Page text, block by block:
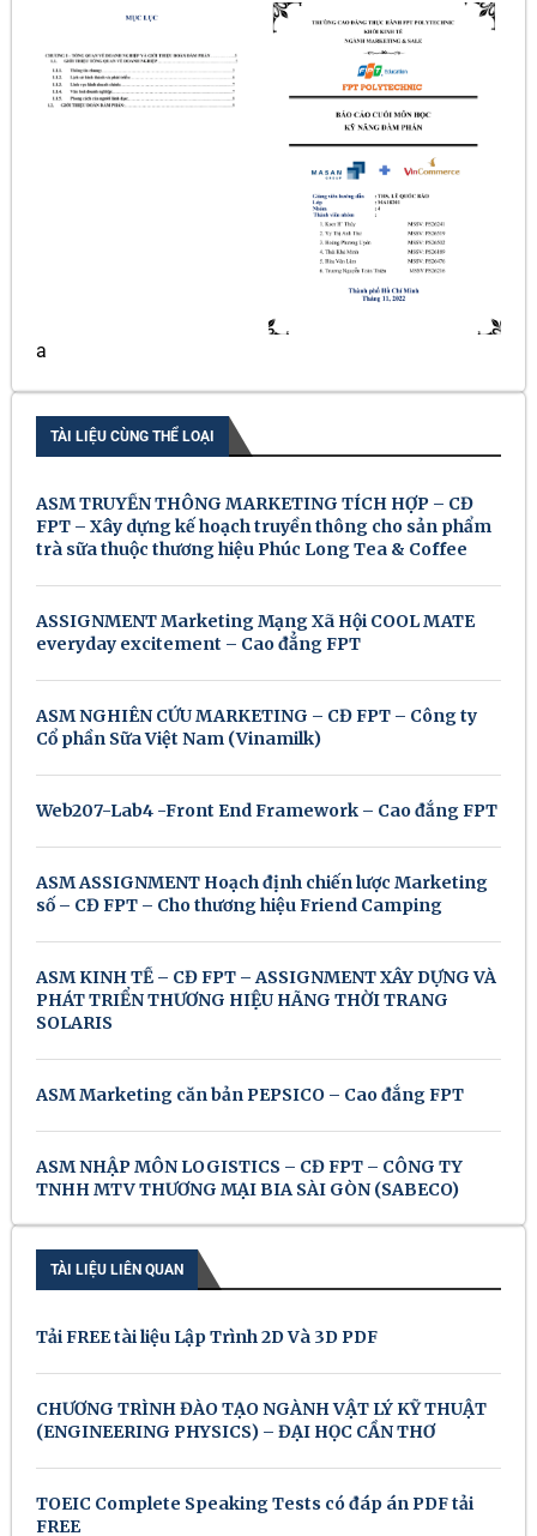
a
TÀI LIỆU CÙNG THỂ LOẠI
ASM TRUYỀN THÔNG MARKETING TÍCH HỢP – CĐ
FPT – Xây dựng kế hoạch truyền thông cho sản phẩm
trà sữa thuộc thương hiệu Phúc Long Tea & Coffee
ASSIGNMENT Marketing Mạng Xã Hội COOL MATE
everyday excitement – Cao đẳng FPT
ASM NGHIÊN CỨU MARKETING – CĐ FPT – Công ty
Cổ phần Sữa Việt Nam (Vinamilk)
Web207-Lab4 -Front End Framework – Cao đẳng FPT
ASM ASSIGNMENT Hoạch định chiến lược Marketing
số – CĐ FPT – Cho thương hiệu Friend Camping
ASM KINH TẾ – CĐ FPT – ASSIGNMENT XÂY DỰNG VÀ
PHÁT TRIỂN THƯƠNG HIỆU HÃNG THỜI TRANG
SOLARIS
ASM Marketing căn bản PEPSICO – Cao đẳng FPT
ASM NHẬP MÔN LOGISTICS – CĐ FPT – CÔNG TY
TNHH MTV THƯƠNG MẠI BIA SÀI GÒN (SABECO)
TÀI LIỆU LIÊN QUAN
Tải FREE tài liệu Lập Trình 2D Và 3D PDF
CHƯƠNG TRÌNH ĐÀO TẠO NGÀNH VẬT LÝ KỸ THUẬT
(ENGINEERING PHYSICS) – ĐẠI HỌC CẦN THƠ
TOEIC Complete Speaking Tests có đáp án PDF tải
FREE